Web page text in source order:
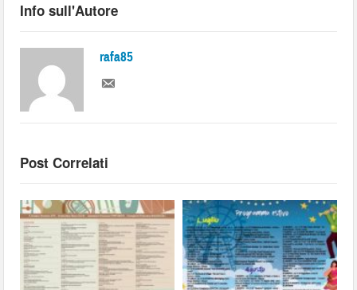
Info sull'Autore
rafa85
Post Correlati